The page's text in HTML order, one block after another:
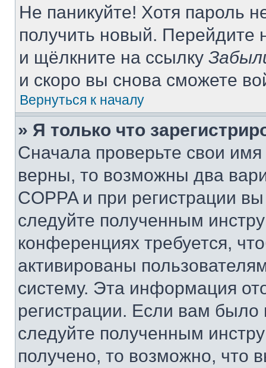
Не паникуйте! Хотя пароль
получить новый. Перейдите
и щёлкните на ссылку
и скоро вы снова сможете
Вернуться к началу
» Я только что
Сначала проверьте свои
верны, то возможны два
COPPA и при регистрации
следуйте полученным
конференциях требуется,
активированы
систему. Эта информация
регистрации. Если вам
следуйте полученным
получено, то возможно, что